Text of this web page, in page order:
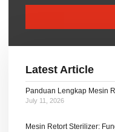
Latest Article
Panduan Lengkap Mesin
July 11, 2026
Mesin Retort Sterilizer: